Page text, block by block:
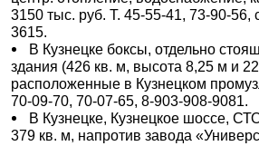
3150 тыс. руб. Т. 45-55-41, 73-90-56,
3615.
В Кузнецке боксы, отдельно
здания (426 кв. м, высота 8,25 м и
расположенные в Кузнецком
70-09-70, 70-07-65, 8-903-908-9081.
В Кузнецке, Кузнецкое шоссе,
379 кв. м, напротив завода